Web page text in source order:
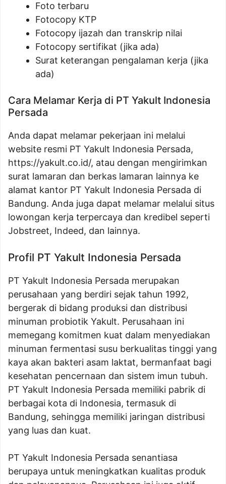
Foto terbaru
Fotocopy KTP
Fotocopy ijazah dan transkrip nilai
Fotocopy sertifikat (jika ada)
Surat keterangan pengalaman kerja (jika
ada)
Cara Melamar Kerja di PT Yakult Indonesia
Persada
Anda dapat melamar pekerjaan ini melalui
website resmi PT Yakult Indonesia Persada,
https://yakult.co.id/, atau dengan mengirimkan
surat lamaran dan berkas lamaran lainnya ke
alamat kantor PT Yakult Indonesia Persada di
Bandung. Anda juga dapat melamar melalui situs
lowongan kerja terpercaya dan kredibel seperti
Jobstreet, Indeed, dan lainnya.
Profil PT Yakult Indonesia Persada
PT Yakult Indonesia Persada merupakan
perusahaan yang berdiri sejak tahun 1992,
bergerak di bidang produksi dan distribusi
minuman probiotik Yakult. Perusahaan ini
memegang komitmen kuat dalam menyediakan
minuman fermentasi susu berkualitas tinggi yang
kaya akan bakteri asam laktat, bermanfaat bagi
kesehatan pencernaan dan sistem imun tubuh.
PT Yakult Indonesia Persada memiliki pabrik di
berbagai kota di Indonesia, termasuk di
Bandung, sehingga memiliki jaringan distribusi
yang luas dan kuat.
PT Yakult Indonesia Persada senantiasa
berupaya untuk meningkatkan kualitas produk